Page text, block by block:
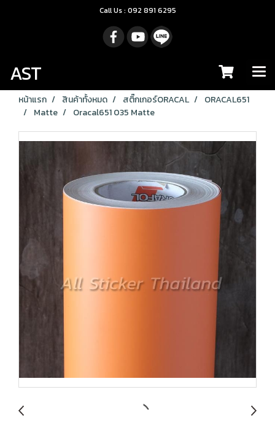
Call Us : 092 891 6295
AST
หน้าแรก สินค้าทั้งหมด สติ๊กเกอร์ORACAL
ORACAL651
Matte
Oracal651 035 Matte